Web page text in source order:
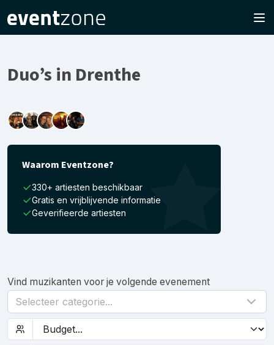
Duo’s in Drenthe
Waarom Eventzone?
330+ artiesten beschikbaar
Gratis en vrijblijvende informatie
Geverifieerde artiesten
Vind muzikanten voor je volgende evenement
Selecteer categorie...